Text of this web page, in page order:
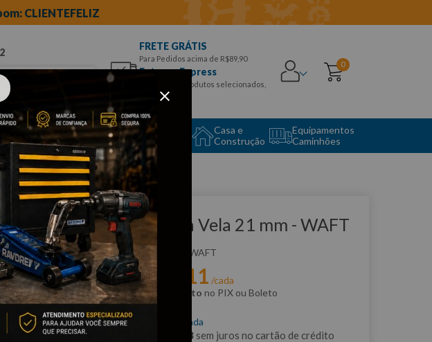
CLIENTEFELIZ
FRETE GRÁTIS
Para Pedidos acima de R$89,90
Entrega Express
para CEPS e produtos selecionados,
Aproveite!
0
Especiais
Equipamento
Auto Center
Casa e
Construção
Equipamentos
Caminhões
Clique e veja!
Chave para Vela 21 mm - WAFT
F6173 WAFT
Por: R$ 11 /cada
com5% de desconto no PIX ou Boleto
R$ /cada
58sem juros no cartão de crédito